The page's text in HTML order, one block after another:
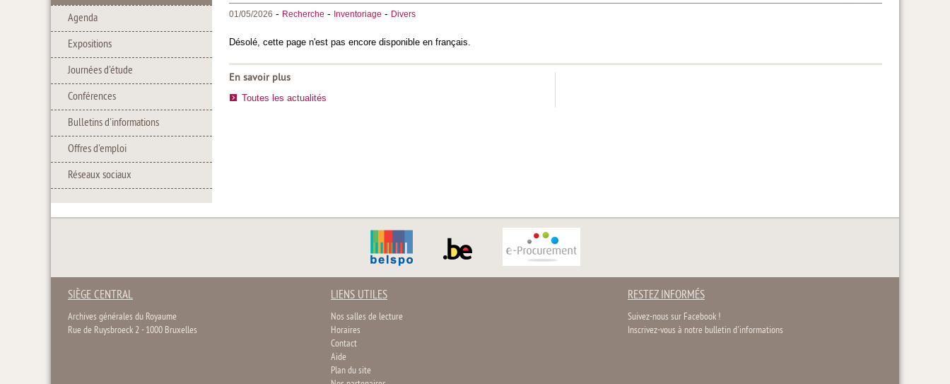
Agenda
Expositions
Journées d'étude
Conférences
Bulletins d'informations
Offres d'emploi
Réseaux sociaux
01/05/2026 - Recherche - Inventoriage - Divers
Désolé, cette page n'est pas encore disponible en français.
En savoir plus
Toutes les actualités
SIÈGE CENTRAL
Archives générales du Royaume
Rue de Ruysbroeck 2 - 1000 Bruxelles
LIENS UTILES
Nos salles de lecture
Horaires
Contact
Aide
Plan du site
RESTEZ INFORMÉS
Suivez-nous sur Facebook !
Inscrivez-vous à notre bulletin d'informations